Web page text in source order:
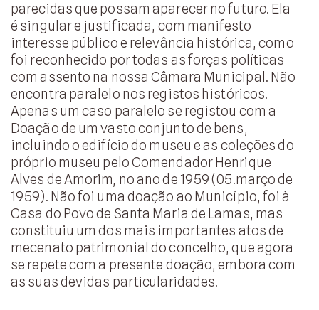
parecidas que possam aparecer no futuro. Ela
é singular e justificada, com manifesto
interesse público e relevância histórica, como
foi reconhecido por todas as forças políticas
com assento na nossa Câmara Municipal. Não
encontra paralelo nos registos históricos.
Apenas um caso paralelo se registou com a
Doação de um vasto conjunto de bens,
incluindo o edifício do museu e as coleções do
próprio museu pelo Comendador Henrique
Alves de Amorim, no ano de 1959 (05.março de
1959). Não foi uma doação ao Município, foi à
Casa do Povo de Santa Maria de Lamas, mas
constituiu um dos mais importantes atos de
mecenato patrimonial do concelho, que agora
se repete com a presente doação, embora com
as suas devidas particularidades.